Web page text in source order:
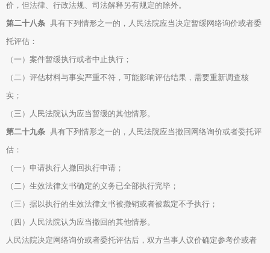
价，但法律、行政法规、司法解释另有规定的除外。
第二十八条 具有下列情形之一的，人民法院应当决定暂缓网络询价或者委
托评估：
（一）案件暂缓执行或者中止执行；
（二）评估材料与事实严重不符，可能影响评估结果，需要重新调查核
实；
（三）人民法院认为应当暂缓的其他情形。
第二十九条 具有下列情形之一的，人民法院应当撤回网络询价或者委托评
估：
（一）申请执行人撤回执行申请；
（二）生效法律文书确定的义务已全部执行完毕；
（三）据以执行的生效法律文书被撤销或者被裁定不予执行；
（四）人民法院认为应当撤回的其他情形。
人民法院决定网络询价或者委托评估后，双方当事人议价确定参考价或者